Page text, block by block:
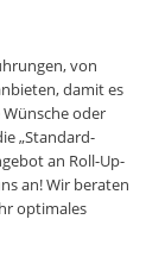
von
damit es
oder
„Standard-
an Roll-Up-
an! Wir beraten
optimales